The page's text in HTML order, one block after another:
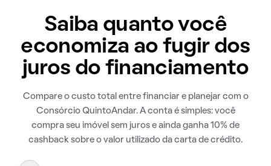
Saiba quanto você
economiza ao fugir dos
juros do financiamento
Compare o custo total entre financiar e planejar com o
Consórcio QuintoAndar. A conta é simples: você
compra seu imóvel sem juros e ainda ganha 10% de
cashback sobre o valor utilizado da carta de crédito.